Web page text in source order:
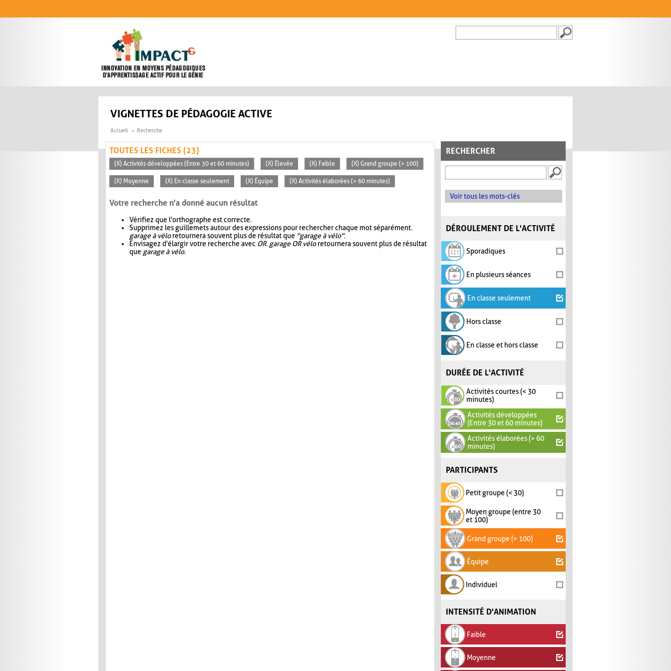
FORMULAIRE DE
VIGNETTES DE PÉDAGOGIE ACTIVE
Accueil Recherche
RECHERCHER
Voir tous les mots-clés
DÉROULEMENT DE L'ACTIVITÉ
Sporadiques
En plusieurs séances
En classe seulement
Hors classe
En classe et hors classe
DURÉE DE L'ACTIVITÉ
Activités courtes (< 30
minutes)
Activités développées
(Entre 30 et 60 minutes)
Activités élaborées (> 60
minutes)
PARTICIPANTS
Petit groupe (< 30)
Moyen groupe (entre 30
et 100)
Grand groupe (> 100)
Équipe
Individuel
INTENSITÉ D'ANIMATION
Faible
Moyenne
TOUTES LES FICHES (23)
(X) Activités développées (Entre 30 et 60 minutes) (X) Élevée (X) Faible (X) Grand groupe (> 100)
(X) Moyenne (X) En classe seulement (X) Équipe (X) Activités élaborées (> 60 minutes)
Votre recherche n'a donné aucun résultat
Vérifiez que l'orthographe est correcte.
Supprimez les guillemets autour des expressions pour rechercher chaque mot séparément.
garage à véloretournera souvent plus de résultat que "garage à vélo".
Envisagez d'élargir votre recherche avec OR. garage OR véloretournera souvent plus de résultat
que garage à vélo.